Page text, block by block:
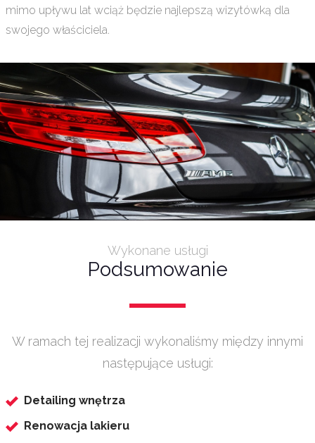
mimo upływu lat wciąż będzie najlepszą wizytówką dla
swojego właściciela.
Wykonane usługi
Podsumowanie
W ramach tej realizacji wykonaliśmy między innymi
następujące usługi:
Detailing wnętrza
Renowacja lakieru